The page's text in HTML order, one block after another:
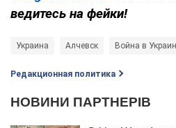
ведитесь на фейки!
Украина Алчевск Война в
Редакционная политика